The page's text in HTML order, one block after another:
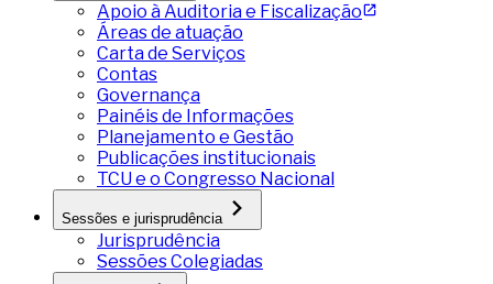
Apoio à Auditoria e Fiscalização
Áreas de atuação
Carta de Serviços
Contas
Governança
Painéis de Informações
Planejamento e Gestão
Publicações institucionais
TCU e o Congresso Nacional
Sessões e jurisprudência
Jurisprudência
Sessões Colegiadas